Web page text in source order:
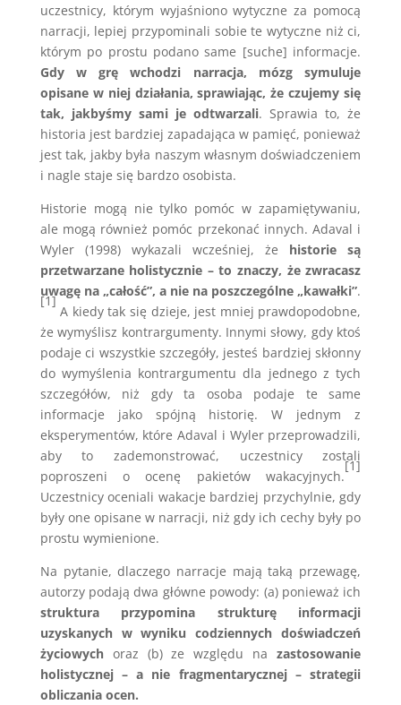
uczestnicy, którym wyjaśniono wytyczne za pomocą
narracji, lepiej przypominali sobie te wytyczne niż ci,
którym po prostu podano same [suche] informacje.
Gdy w grę wchodzi narracja, mózg symuluje
opisane w niej działania, sprawiając, że czujemy się
tak, jakbyśmy sami je odtwarzali. Sprawia to, że
historia jest bardziej zapadająca w pamięć, ponieważ
jest tak, jakby była naszym własnym doświadczeniem
i nagle staje się bardzo osobista.
Historie mogą nie tylko pomóc w zapamiętywaniu,
ale mogą również pomóc przekonać innych. Adaval i
Wyler (1998) wykazali wcześniej, że historie są
przetwarzane holistycznie – to znaczy, że zwracasz
uwagę na „całość”, a nie na poszczególne „kawałki”.
[1]
A kiedy tak się dzieje, jest mniej prawdopodobne,
że wymyślisz kontrargumenty. Innymi słowy, gdy ktoś
podaje ci wszystkie szczegóły, jesteś bardziej skłonny
do wymyślenia kontrargumentu dla jednego z tych
szczegółów, niż gdy ta osoba podaje te same
informacje jako spójną historię. W jednym z
eksperymentów, które Adaval i Wyler przeprowadzili,
aby to zademonstrować, uczestnicy zostali
poproszeni o ocenę pakietów wakacyjnych.
[1]
Uczestnicy oceniali wakacje bardziej przychylnie, gdy
były one opisane w narracji, niż gdy ich cechy były po
prostu wymienione.
Na pytanie, dlaczego narracje mają taką przewagę,
autorzy podają dwa główne powody: (a) ponieważ ich
struktura przypomina strukturę informacji
uzyskanych w wyniku codziennych doświadczeń
życiowychoraz (b) ze względu nazastosowanie
holistycznej – a nie fragmentarycznej – strategii
obliczania ocen.